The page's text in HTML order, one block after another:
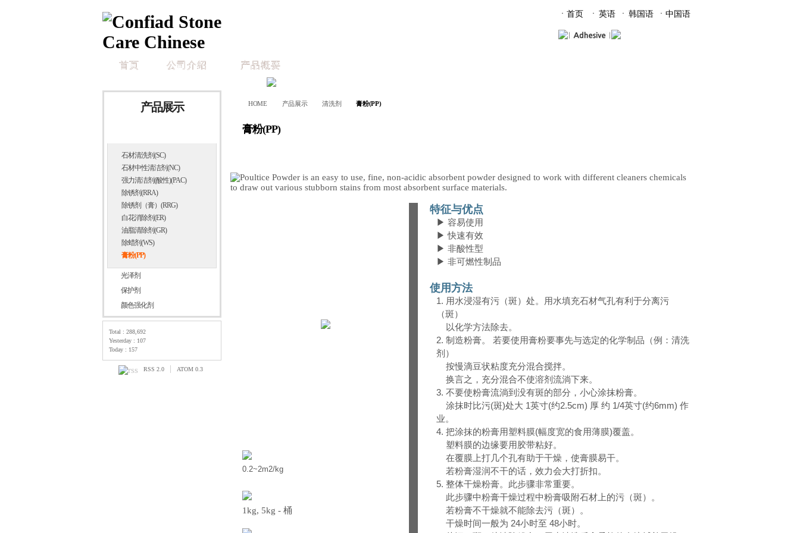
ㆍ首页 ㆍ 英语 ㆍ 韩国语 ㆍ中国语
首页 公司介绍 产品槪要
全系列 说明
产品展示
保护剂 颜色强化剂
客户服务中心
Call E-mail
产品展示
石材清洗剂(SC)
石材中性清洁剂(NC)
强力清洁剂(酸性)(PAC)
除锈剂(RRA)
除锈剂（膏）(RRG)
白花消除剂(ER)
油脂清除剂(GR)
除蜡剂(WS)
膏粉(PP)
光泽剂
保护剂
颜色强化剂
Total : 288,692
Yesterday : 107
Today : 157
RSS 2.0 | ATOM 0.3
HOME 产品展示 清洗剂 膏粉(PP)
膏粉(PP)
特征与优点
▶ 容易使用
▶ 快速有效
▶ 非酸性型
▶ 非可燃性制品
使用方法
1. 用水浸湿有污（斑）处。用水填充石材气孔有利于分离污
（斑）
以化学方法除去。
2. 制造粉膏。 若要使用膏粉要事先与选定的化学制品（例：清洗
剂）
按慢滴豆状粘度充分混合搅拌。
换言之，充分混合不使溶剂流淌下来。
3. 不要使粉膏流淌到没有斑的部分，小心涂抹粉膏。
涂抹时比污(斑)处大 1英寸(约2.5cm) 厚 约 1/4英寸(约6mm) 作
业。
4. 把涂抹的粉膏用塑料膜(幅度宽的食用薄膜)覆盖。
塑料膜的边缘要用胶带粘好。
在覆膜上打几个孔有助于干燥，使膏膜易干。
若粉膏湿润不干的话，效力会大打折扣。
5. 整体干燥粉膏。此步骤非常重要。
此步骤中粉膏干燥过程中粉膏吸附石材上的污（斑）。
若粉膏不干燥就不能除去污（斑）。
干燥时间一般为 24小时至 48小时。
0.2~2m2/kg
1kg, 5kg - 桶